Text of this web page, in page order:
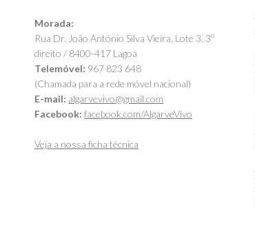
Morada:
Rua Dr. João António Silva Vieira, Lote 3, 3º
direito / 8400-417 Lagoa
Telemóvel: 967 823 648
(Chamada para a rede móvel nacional)
E-mail: algarvevivo@gmail.com
Facebook: facebook.com/AlgarveVivo
Veja a nossa ficha técnica